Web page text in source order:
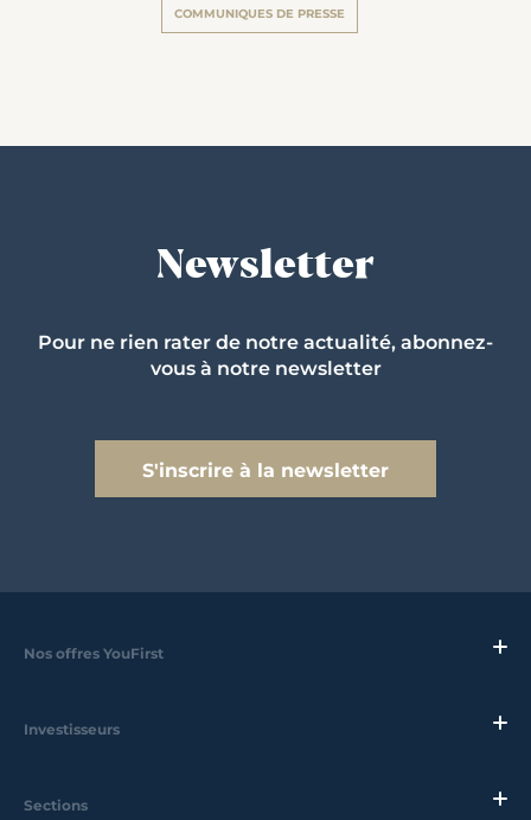
COMMUNIQUES DE PRESSE
Newsletter
Pour ne rien rater de notre actualité, abonnez-
vous à notre newsletter
S'inscrire à la newsletter
Nos offres YouFirst
Investisseurs
Sections